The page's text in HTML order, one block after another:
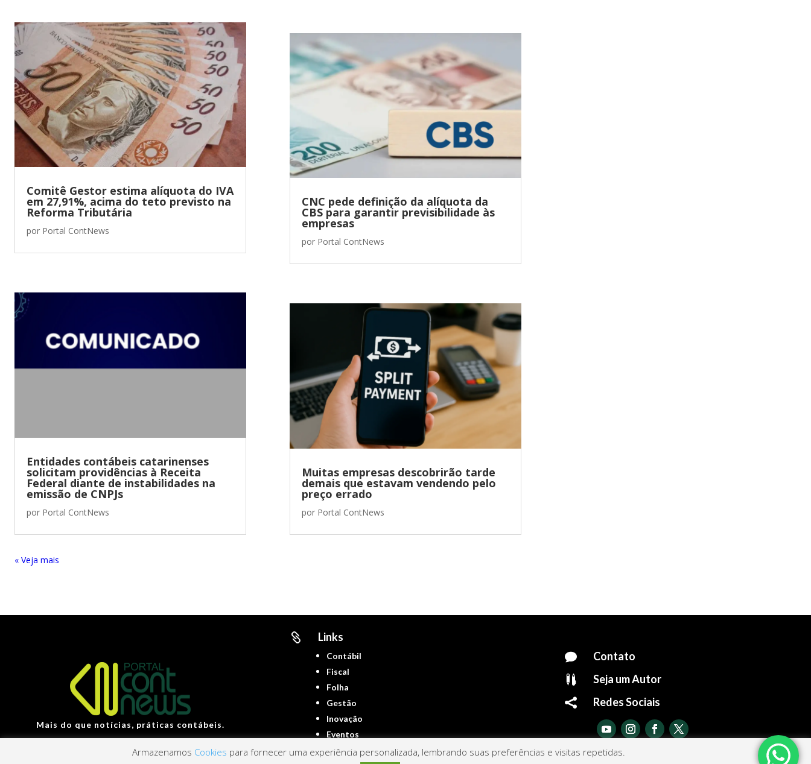
Comitê Gestor estima alíquota do IVA
em 27,91%, acima do teto previsto na
Reforma Tributária
por Portal ContNews
Entidades contábeis catarinenses
solicitam providências à Receita
Federal diante de instabilidades na
emissão de CNPJs
por Portal ContNews
CNC pede definição da alíquota da
CBS para garantir previsibilidade às
empresas
por Portal ContNews
Muitas empresas descobrirão tarde
demais que estavam vendendo pelo
preço errado
por Portal ContNews
« Entradas Antigas
Mais do que notícias, práticas contábeis.
 Links
Contábil
Fiscal
Folha
Gestão
Inovação
Eventos
 Contato
 Seja um Autor
 Redes Sociais
Armazenamos Cookies para fornecer uma experiência personalizada, lembrando suas preferências e visitas repetidas.